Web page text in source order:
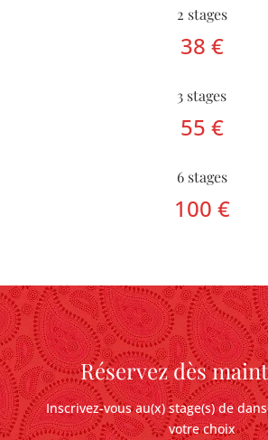
2 stages
38 €
3 stages
55 €
6 stages
100 €
Réservez dès
Inscrivez-vous au(x) stage(s) de
votre choix